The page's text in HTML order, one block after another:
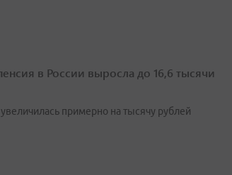
в России выросла до 16,6 тысячи
примерно на тысячу рублей